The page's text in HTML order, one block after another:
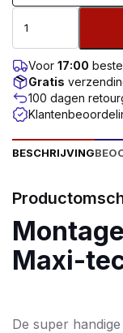
Voor 17:00
Gratis
100 dagen
BESCHRIJVING
Maxi-
De super